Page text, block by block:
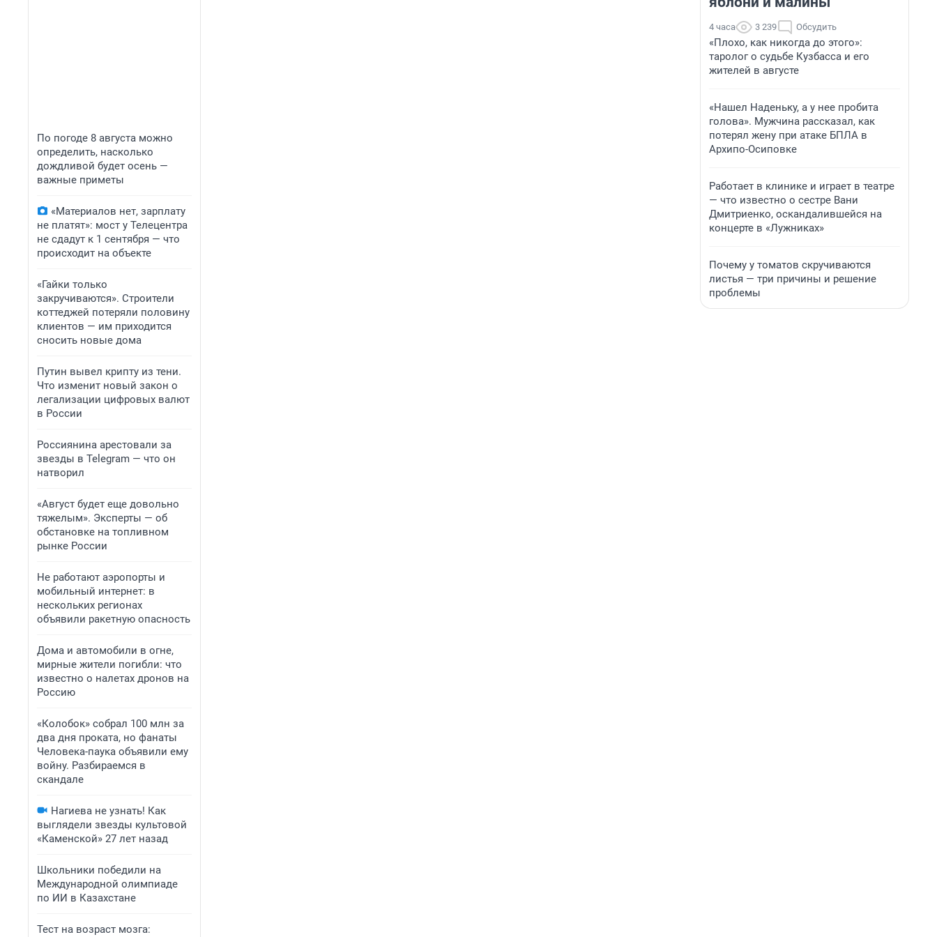
По погоде 8 августа можно
определить, насколько
дождливой будет осень —
важные приметы
«Материалов нет, зарплату
не платят»: мост у Телецентра
не сдадут к 1 сентября — что
происходит на объекте
«Гайки только
закручиваются». Строители
коттеджей потеряли половину
клиентов — им приходится
сносить новые дома
Путин вывел крипту из тени.
Что изменит новый закон о
легализации цифровых валют
в России
Россиянина арестовали за
звезды в Telegram — что он
натворил
«Август будет еще довольно
тяжелым». Эксперты — об
обстановке на топливном
рынке России
Не работают аэропорты и
мобильный интернет: в
нескольких регионах
объявили ракетную опасность
Дома и автомобили в огне,
мирные жители погибли: что
известно о налетах дронов на
Россию
«Колобок» собрал 100 млн за
два дня проката, но фанаты
Человека-паука объявили ему
войну. Разбираемся в
скандале
Нагиева не узнать! Как
выглядели звезды культовой
«Каменской» 27 лет назад
Школьники победили на
Международной олимпиаде
по ИИ в Казахстане
Тест на возраст мозга:
4 часа 3 239 Обсудить
«Плохо, как никогда до этого»:
таролог о судьбе Кузбасса и его
жителей в августе
«Нашел Наденьку, а у нее пробита
голова». Мужчина рассказал, как
потерял жену при атаке БПЛА в
Архипо-Осиповке
Работает в клинике и играет в театре
— что известно о сестре Вани
Дмитриенко, оскандалившейся на
концерте в «Лужниках»
Почему у томатов скручиваются
листья — три причины и решение
проблемы